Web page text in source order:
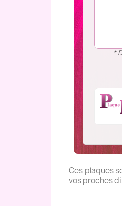
*
Ces plaques
vos proches